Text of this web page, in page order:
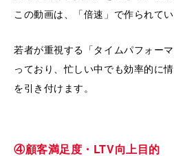
この動画は、「倍速」で作られて
若者が重視する「タイムパフォー
っており、忙しい中でも効率的に
を引き付けます。
④顧客満足度・LTV向上目的